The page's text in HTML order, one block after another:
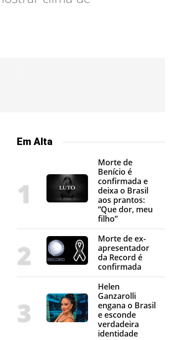
Em Alta
Morte de
Benício é
confirmada e
deixa o Brasil
aos prantos:
“Que dor, meu
filho”
Morte de ex-
apresentador
da Record é
confirmada
Helen
Ganzarolli
engana o Brasil
e esconde
verdadeira
identidade